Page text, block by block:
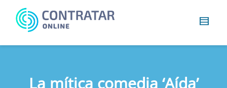
Busca
La mítica comedia ‘Aída’